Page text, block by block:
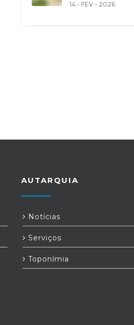
14 - FEV - 2026
AUTARQUIA
Notícias
Serviços
Toponímia